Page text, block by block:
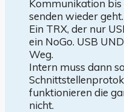
Kommunikation
senden wieder
Ein TRX, der nur
ein NoGo. USB
Weg.
Intern muss dann
funktionieren die
nicht.